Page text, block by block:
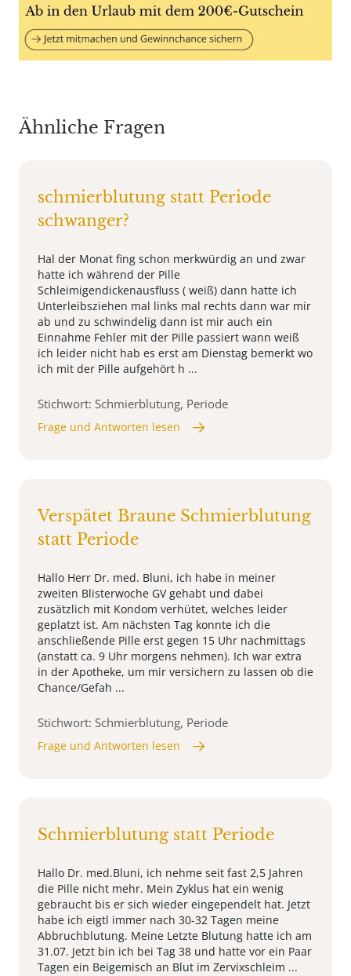
Ähnliche Fragen
schmierblutung statt Periode
schwanger?
Hal der Monat fing schon merkwürdig an und zwar
hatte ich während der Pille
Schleimigendickenausfluss ( weiß) dann hatte ich
Unterleibsziehen mal links mal rechts dann war mir
ab und zu schwindelig dann ist mir auch ein
Einnahme Fehler mit der Pille passiert wann weiß
ich leider nicht hab es erst am Dienstag bemerkt wo
ich mit der Pille aufgehört h ...
Stichwort: Schmierblutung, Periode
Frage und Antworten lesen
Verspätet Braune Schmierblutung
statt Periode
Hallo Herr Dr. med. Bluni, ich habe in meiner
zweiten Blisterwoche GV gehabt und dabei
zusätzlich mit Kondom verhütet, welches leider
geplatzt ist. Am nächsten Tag konnte ich die
anschließende Pille erst gegen 15 Uhr nachmittags
(anstatt ca. 9 Uhr morgens nehmen). Ich war extra
in der Apotheke, um mir versichern zu lassen ob die
Chance/Gefah ...
Stichwort: Schmierblutung, Periode
Frage und Antworten lesen
Schmierblutung statt Periode
Hallo Dr. med.Bluni, ich nehme seit fast 2,5 Jahren
die Pille nicht mehr. Mein Zyklus hat ein wenig
gebraucht bis er sich wieder eingependelt hat. Jetzt
habe ich eigtl immer nach 30-32 Tagen meine
Abbruchblutung. Meine Letzte Blutung hatte ich am
31.07. Jetzt bin ich bei Tag 38 und hatte vor ein Paar
Tagen ein Beigemisch an Blut im Zervixschleim ...